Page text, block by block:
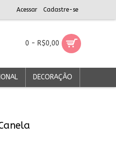
Acessar Cadastre-se
0 - R$0,00
DECORAÇÃO